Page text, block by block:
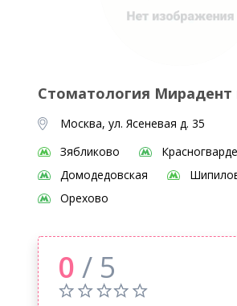
Стоматология Мирадент
Москва, ул. Ясеневая д. 35
Зябликово
Домодедовская
Орехово
0 / 5